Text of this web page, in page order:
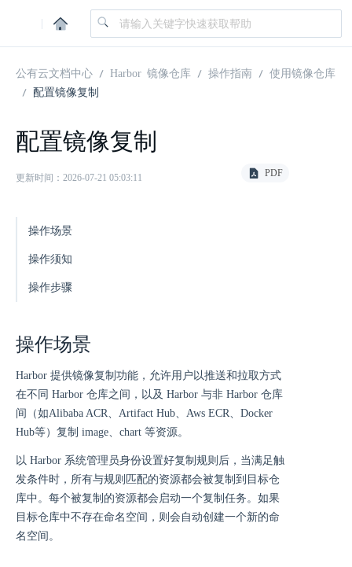
|
公有云文档中心 Harbor 镜像仓库 操作指南
使用镜像仓库
配置镜像复制
配置镜像复制
更新时间：2026-07-21 05:03:11 PDF
操作场景
操作须知
操作步骤
操作场景
Harbor 提供镜像复制功能，允许用户以推送和拉取方式
在不同 Harbor 仓库之间，以及 Harbor 与非 Harbor 仓库
间（如Alibaba ACR、Artifact Hub、Aws ECR、Docker
Hub等）复制 image、chart 等资源。
以 Harbor 系统管理员身份设置好复制规则后，当满足触
发条件时，所有与规则匹配的资源都会被复制到目标仓
库中。每个被复制的资源都会启动一个复制任务。如果
目标仓库中不存在命名空间，则会自动创建一个新的命
名空间。